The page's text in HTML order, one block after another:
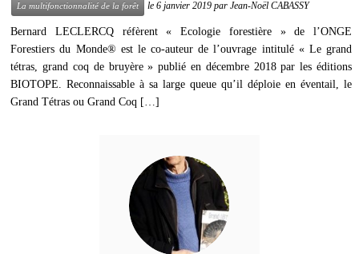
La multifonctionnalité de la forêt le6 janvier 2019 parJean-Noël CABASSY
Bernard LECLERCQ réfèrent « Ecologie forestière » de l’ONGE
Forestiers du Monde® est le co-auteur de l’ouvrage intitulé « Le grand
tétras, grand coq de bruyère » publié en décembre 2018 par les éditions
BIOTOPE. Reconnaissable à sa large queue qu’il déploie en éventail, le
Grand Tétras ou Grand Coq […]